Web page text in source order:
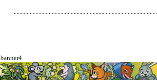
banner4